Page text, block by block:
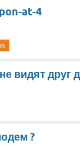
at-4
видят друг
?